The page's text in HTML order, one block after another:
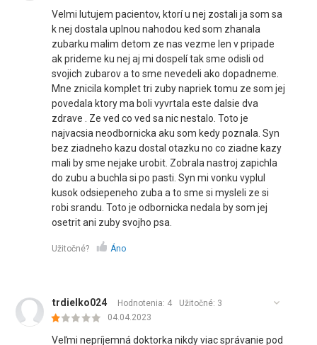
Velmi lutujem pacientov, ktorí u nej zostali ja som sa
k nej dostala uplnou nahodou ked som zhanala
zubarku malim detom ze nas vezme len v pripade
ak prideme ku nej aj mi dospelí tak sme odisli od
svojich zubarov a to sme nevedeli ako dopadneme.
Mne znicila komplet tri zuby napriek tomu ze som jej
povedala ktory ma boli vyvrtala este dalsie dva
zdrave . Ze ved co ved sa nic nestalo. Toto je
najvacsia neodbornicka aku som kedy poznala. Syn
bez ziadneho kazu dostal otazku no co ziadne kazy
mali by sme nejake urobit. Zobrala nastroj zapichla
do zubu a buchla si po pasti. Syn mi vonku vyplul
kusok odsiepeneho zuba a to sme si mysleli ze si
robi srandu. Toto je odbornicka nedala by som jej
osetrit ani zuby svojho psa.
Užitočné? Áno
trdielko024 Hodnotenia: 4 Užitočné: 3
04.04.2023
Veľmi nepríjemná doktorka nikdy viac správanie pod